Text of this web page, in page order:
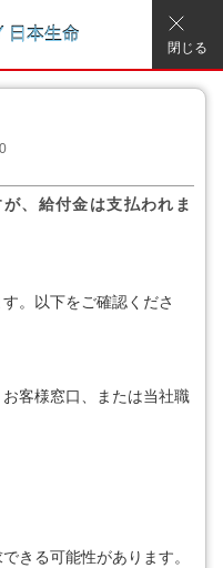
閉じる
、給付金は支払われま
。以下をご確認くださ
客様窓口、または当社職
きる可能性があります。